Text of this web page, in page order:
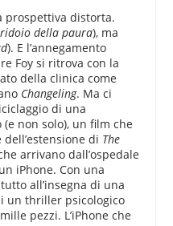
prospettiva distorta.
della paura), ma
). E l’annegamento
Foy si ritrova con la
della clinica come
Changeling. Ma ci
di una
non solo), un film che
di The
arrivano dall’ospedale
iPhone. Con una
all’insegna di una
un thriller psicologico
pezzi. L’iPhone che